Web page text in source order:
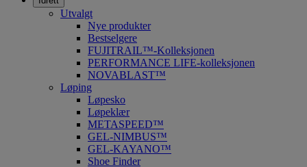
Utvalgt
Nye produkter
Bestselgere
FUJITRAIL™-Kolleksjonen
PERFORMANCE LIFE-kolleksjonen
NOVABLAST™
Løping
Løpesko
Løpeklær
METASPEED™
GEL-NIMBUS™
GEL-KAYANO™
Shoe Finder